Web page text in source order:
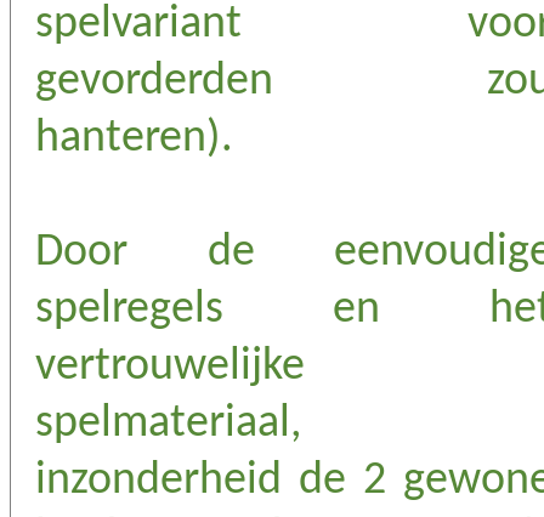
spelvariant
gevorderden
hanteren).
Door de
spelregels en
vertrouwelijke
spelmateriaal,
inzonderheid de 2